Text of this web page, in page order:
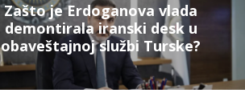
Zašto je Erdoganova vlada
demontirala iranski desk u
obaveštajnoj službi Turske?